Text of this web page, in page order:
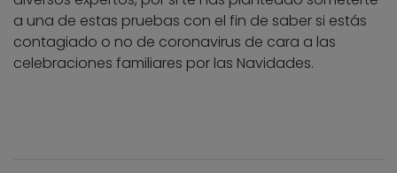
a una de estas pruebas con el fin de saber si estás
contagiado o no de coronavirus de cara a las
celebraciones familiares por las Navidades.